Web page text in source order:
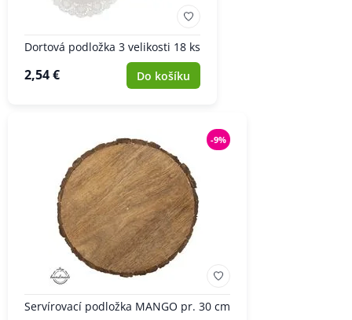
Dortová podložka 3 velikosti 18 ks
2,54 € Do košíku
-9%
Servírovací podložka MANGO pr. 30 cm